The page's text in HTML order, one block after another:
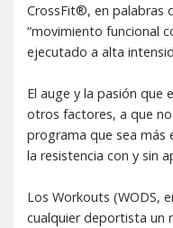
CrossFit®, en palabras
“movimiento funcional
ejecutado a alta
El auge y la pasión que
otros factores, a que
programa que sea más
la resistencia con y sin
Los Workouts (WODS,
cualquier deportista un